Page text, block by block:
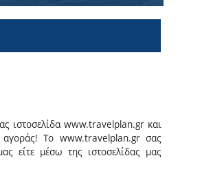
ιστοσελίδα www.travelplan.gr και
αγοράς! Το www.travelplan.gr σας
είτε μέσω της ιστοσελίδας μας